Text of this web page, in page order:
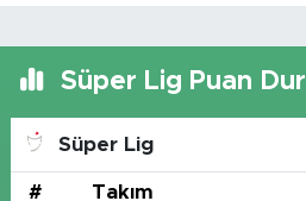
Süper Lig Puan
Süper Lig
# Takım